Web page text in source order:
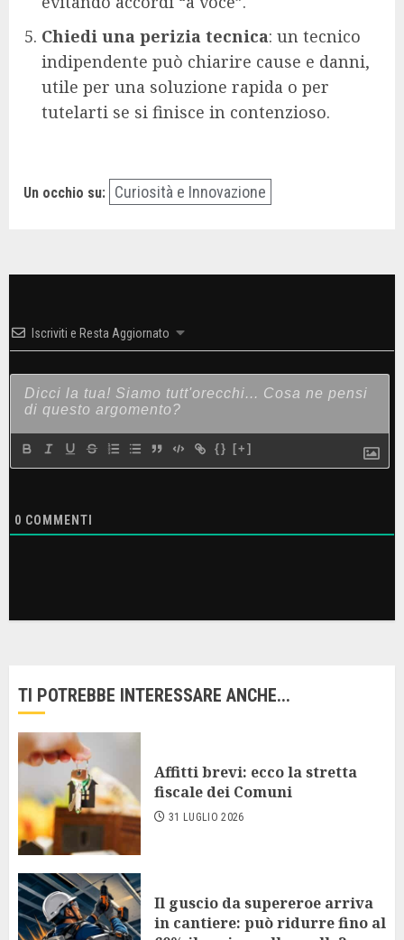
Chiedi una perizia tecnica: un tecnico
indipendente può chiarire cause e danni,
utile per una soluzione rapida o per
tutelarti se si finisce in contenzioso.
Un occhio su: Curiosità e Innovazione
Iscriviti e Resta Aggiornato
{} [+]
0 COMMENTI
TI POTREBBE INTERESSARE ANCHE...
Affitti brevi: ecco la stretta
fiscale dei Comuni
31 LUGLIO 2026
Il guscio da supereroe arriva
in cantiere: può ridurre fino al